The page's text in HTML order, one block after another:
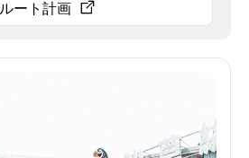
ルート計画